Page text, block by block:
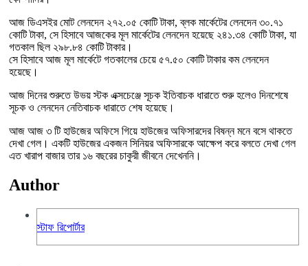
আজ ডিএসইর মোট লেনদেন ২৭২.০৫ কোটি টাকা, ব্লক মার্কেটের লেনদেন ৩০.৭১
কোটি টাকা, সে হিসাবে আজকের মূল মার্কেটের লেনদেন হয়েছে ২৪১.৩৪ কোটি টাকা, যা
গতকাল ছিল ২৯৮.৮৪ কোটি টাকার।
সে হিসাবে আজ মূল মার্কেটে গতকালের চেয়ে ৫৭.৫০ কোটি টাকার কম লেনদেন
হয়েছে।
আজ দিনের শুরুতে উভয় স্টক এক্সচেঞ্জে সূচক ইতিবাচক ধারাতে শুরু হলেও দিনশেষে
সূচক ও লেনদেন নেতিবাচক ধারাতে শেষ হয়েছে।
আজ আজ ৩ টি হাউজের অফিসে গিয়ে হাউজের অফিসারদের বিষন্ন মনে বসে থাকতে
দেখা গেল। একটি হাউজের একজন সিনিয়র অফিসারকে আক্ষেপ করে বলতে দেখা গেল
এত খারাপ বাজার তার ১৬ বছরের চাকুরী জীবনে দেখেননি।
Author
স্টাফ রিপোর্টার